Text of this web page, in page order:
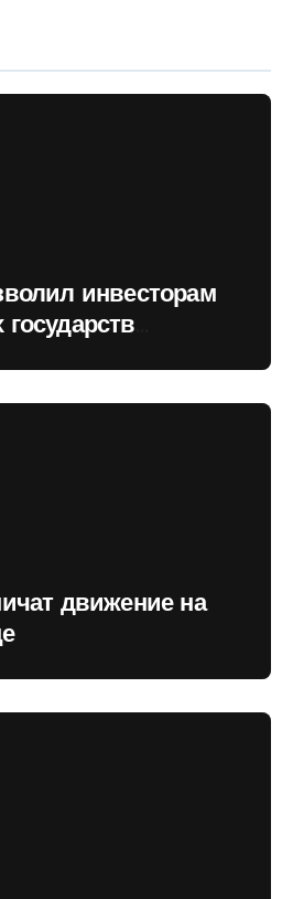
инвесторам
движение на